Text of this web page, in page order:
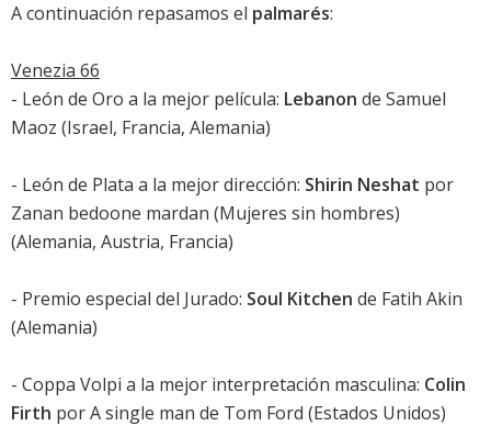
A continuación repasamos el palmarés:
Venezia 66
- León de Oro a la mejor película: Lebanon de Samuel
Maoz (Israel, Francia, Alemania)
- León de Plata a la mejor dirección: Shirin Neshat por
Zanan bedoone mardan (Mujeres sin hombres)
(Alemania, Austria, Francia)
- Premio especial del Jurado: Soul Kitchen de Fatih Akin
(Alemania)
- Coppa Volpi a la mejor interpretación masculina: Colin
Firth porA single man de Tom Ford (Estados Unidos)